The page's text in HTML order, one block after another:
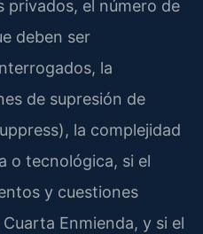
privados, el número de
deben ser
la
de supresión de
la complejidad
o tecnológica, si el
y cuestiones
Enmienda, y si el